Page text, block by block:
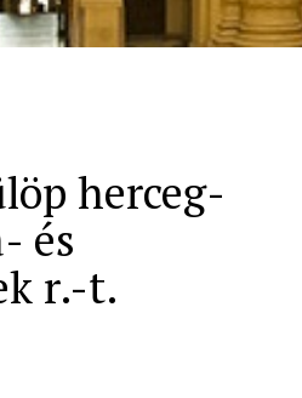
herceg-
és
r.-t.